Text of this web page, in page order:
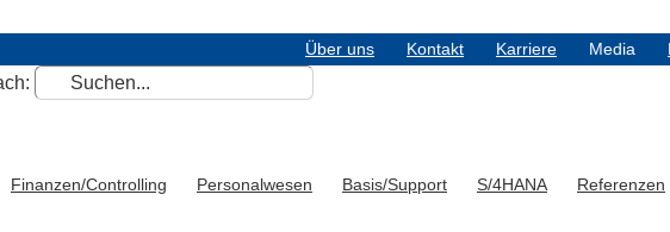
Über uns Kontakt Karriere Media
Finanzen/Controlling Personalwesen Basis/Support S/4HANA Referenzen